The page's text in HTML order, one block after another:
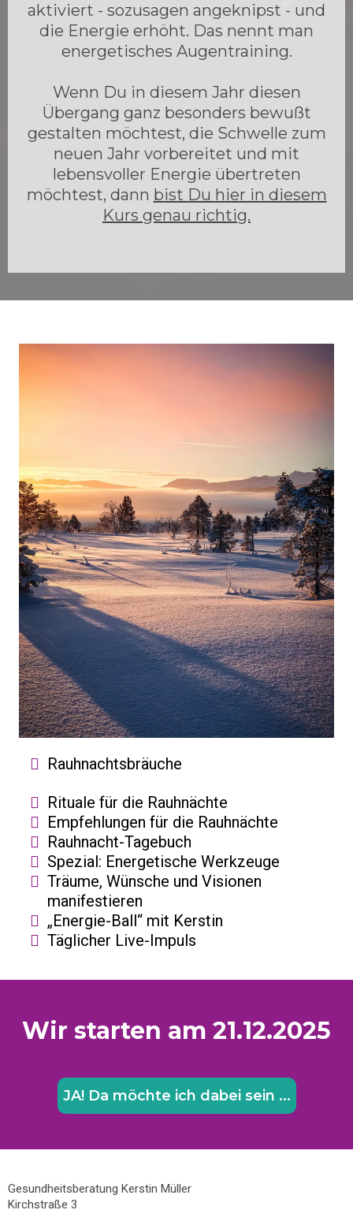
aktiviert - sozusagen angeknipst - und
die Energie erhöht. Das nennt man
energetisches Augentraining.
Wenn Du in diesem Jahr diesen
Übergang ganz besonders bewußt
gestalten möchtest, die Schwelle zum
neuen Jahr vorbereitet und mit
lebensvoller Energie übertreten
möchtest, dann bist Du hier in diesem
Kurs genau richtig.
Rauhnachtsbräuche
Rituale für die Rauhnächte
​Empfehlungen für die Rauhnächte
​Rauhnacht-Tagebuch
​Spezial: Energetische Werkzeuge
Träume, Wünsche und Visionen
manifestieren
​„Energie-Ball“ mit Kerstin
​Täglicher Live-Impuls
Wir starten am 21.12.2025
JA! Da möchte ich dabei sein ...
Gesundheitsberatung Kerstin Müller
Kirchstraße 3